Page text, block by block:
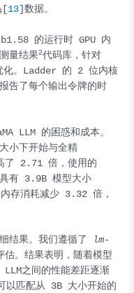
13 ]数据。
的运行时 GPU 内
量结果2代码库，针对
化。Ladder 的 2 位内核
了每个输出令牌的时
LLM 的困惑和成本。
下开始与全精
了 2.71 倍，使用的
有 3.9B 模型大小
消耗减少 3.32 倍，
结果。我们遵循了
lm-
估。结果表明，随着模型
之间的性能差距逐渐
匹配从 3B 大小开始的